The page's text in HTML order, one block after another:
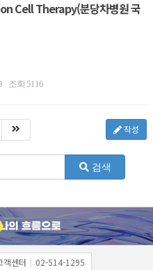
Cell Therapy(분당차병원 국
조회 5116
작성
검색
객센터 | 02-514-1295